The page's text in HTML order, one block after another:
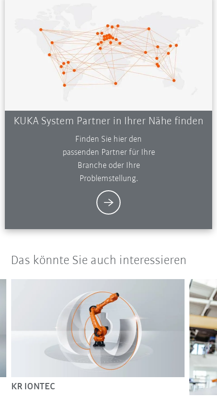
KUKA System Partner in Ihrer Nähe finden
Finden Sie hier den
passenden Partner für Ihre
Branche oder Ihre
Problemstellung.
Das könnte Sie auch interessieren
KR IONTEC